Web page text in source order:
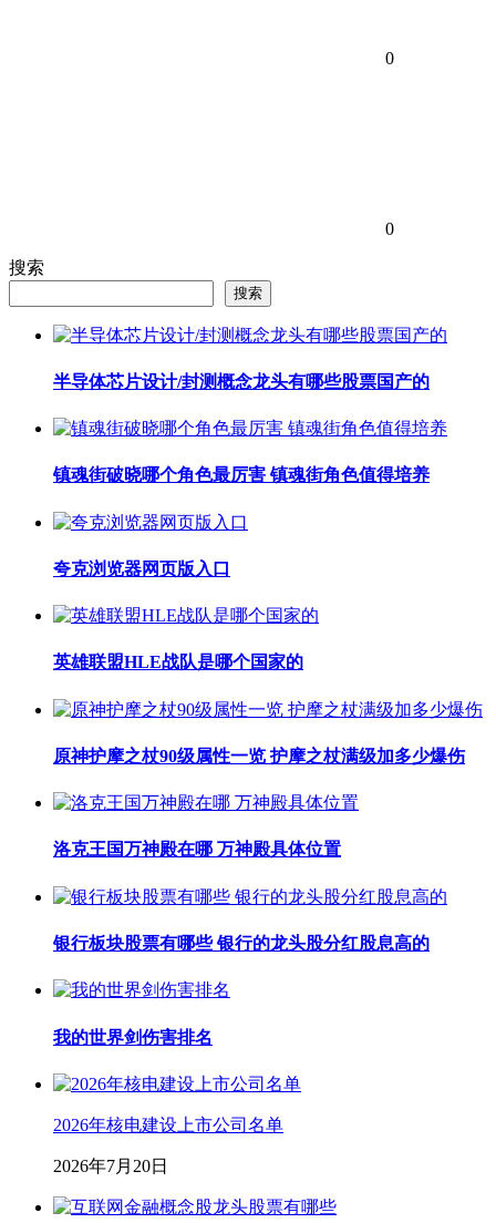
0
0
搜索
搜索
半导体芯片设计/封测概念龙头有哪些股票国产的
镇魂街破晓哪个角色最厉害 镇魂街角色值得培养
夸克浏览器网页版入口
英雄联盟HLE战队是哪个国家的
原神护摩之杖90级属性一览 护摩之杖满级加多少爆伤
洛克王国万神殿在哪 万神殿具体位置
银行板块股票有哪些 银行的龙头股分红股息高的
我的世界剑伤害排名
2026年核电建设上市公司名单
2026年7月20日